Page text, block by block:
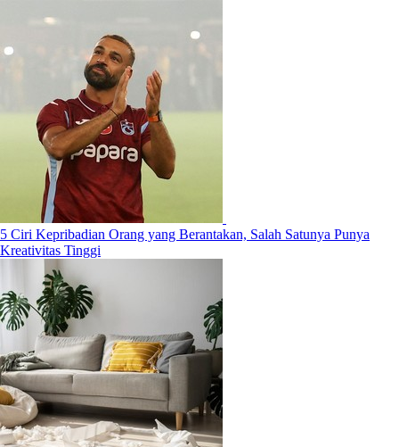
5 Ciri Kepribadian Orang yang Berantakan, Salah Satunya Punya
Kreativitas Tinggi